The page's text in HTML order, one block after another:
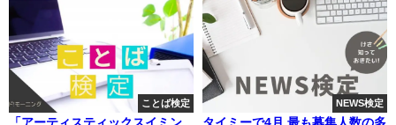
ことば検定
「アーティスティックスイミン
NEWS検定
タイミーで4月 最も募集人数の多